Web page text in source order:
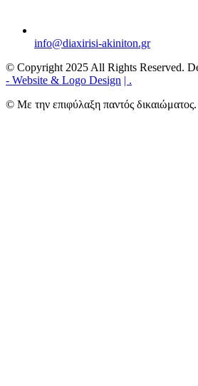
info@diaxirisi-akiniton.gr
© Copyright 2025 All Rights Reserved.
- Website & Logo Design | .
© Με την επιφύλαξη παντός δικαιώματος.